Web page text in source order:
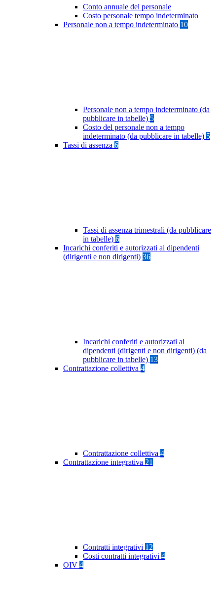
Conto annuale del personale
Costo personale tempo indeterminato
Personale non a tempo indeterminato 10
Personale non a tempo indeterminato (da
pubblicare in tabelle) 5
Costo del personale non a tempo
indeterminato (da pubblicare in tabelle) 5
Tassi di assenza 6
Tassi di assenza trimestrali (da pubblicare
in tabelle) 6
Incarichi conferiti e autorizzati ai dipendenti
(dirigenti e non dirigenti) 36
Incarichi conferiti e autorizzati ai
dipendenti (dirigenti e non dirigenti) (da
pubblicare in tabelle) 13
Contrattazione collettiva 4
Contrattazione collettiva 4
Contrattazione integrativa 21
Contratti integrativi 12
Costi contratti integrativi 4
OIV 4